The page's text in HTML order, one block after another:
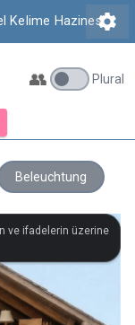
Kelime Hazinesisettings
👥 Plural
Beleuchtung
ve ifadelerin üzerine